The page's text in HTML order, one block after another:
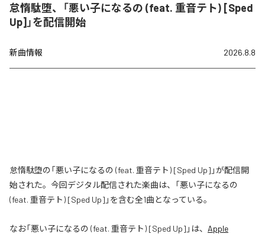
怠惰駄堕、「悪い子になるの (feat. 重音テト) [Sped
Up]」を配信開始
新曲情報 2026.8.8
怠惰駄堕の「悪い子になるの (feat. 重音テト) [Sped Up]」が配信開
始された。今回デジタル配信された楽曲は、「悪い子になるの
(feat. 重音テト) [Sped Up]」を含む全1曲となっている。
なお「悪い子になるの (feat. 重音テト) [Sped Up] 」は、 Apple